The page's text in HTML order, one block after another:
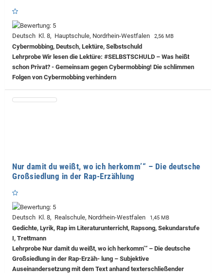
Deutsch Kl. 8, Hauptschule, Nordrhein-Westfalen 2,56 MB
Cybermobbing, Deutsch, Lektüre, Selbstschuld
Lehrprobe Wir lesen die Lektüre: #SELBSTSCHULD – Was heißt
schon Privat? - Gemeinsam gegen Cybermobbing! Die schlimmen
Folgen von Cybermobbing verhindern
Nur damit du weißt, wo ich herkomm’“ – Die deutsche
Großsiedlung in der Rap-Erzählung
Deutsch Kl. 8, Realschule, Nordrhein-Westfalen 1,45 MB
Gedichte, Lyrik, Rap im Literaturunterricht, Rapsong, Sekundarstufe
I, Trettmann
Lehrprobe Nur damit du weißt, wo ich herkomm’“ – Die deutsche
Großsiedlung in der Rap-Erzäh- lung – Subjektive
Auseinandersetzung mit dem Text anhand texterschließender